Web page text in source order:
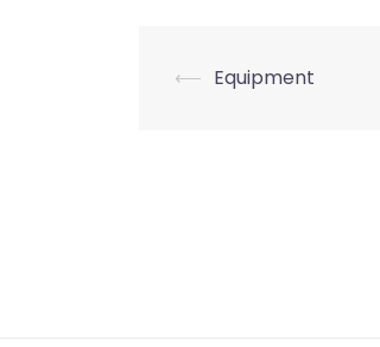
Nawigacja
⟵ Equipment